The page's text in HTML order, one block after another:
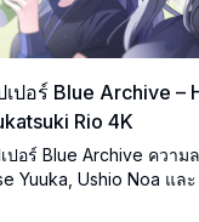
เปอร์ Blue Archive –
Rio 4K
ปอร์ Blue Archive ควา
Yuuka, Ushio Noa แล